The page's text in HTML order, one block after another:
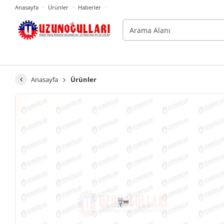
Anasayfa Ürünler Haberler
Anasayfa Ürünler